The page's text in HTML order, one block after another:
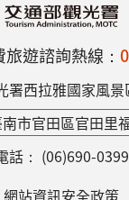
遊諮詢熱線：
署西拉雅國家風
市官田區官田里
話： (06)690-0399
網站資訊安全政策